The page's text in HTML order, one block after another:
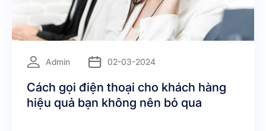
Admin 02-03-2024
Cách gọi điện thoại cho khách hàng
hiệu quả bạn không nên bỏ qua